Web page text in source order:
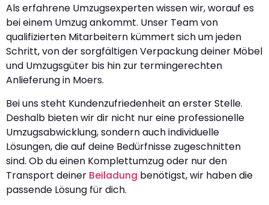
Als erfahrene Umzugsexperten wissen wir, worauf es
bei einem Umzug ankommt. Unser Team von
qualifizierten Mitarbeitern kümmert sich um jeden
Schritt, von der sorgfältigen Verpackung deiner Möbel
und Umzugsgüter bis hin zur termingerechten
Anlieferung in Moers.
Bei uns steht Kundenzufriedenheit an erster Stelle.
Deshalb bieten wir dir nicht nur eine professionelle
Umzugsabwicklung, sondern auch individuelle
Lösungen, die auf deine Bedürfnisse zugeschnitten
sind. Ob du einen Komplettumzug oder nur den
Transport deiner Beiladung benötigst, wir haben die
passende Lösung für dich.